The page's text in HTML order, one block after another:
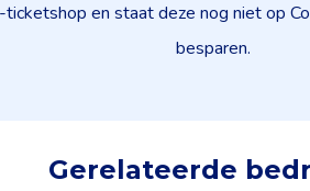
en staat deze nog niet op
besparen.
Gerelateerde